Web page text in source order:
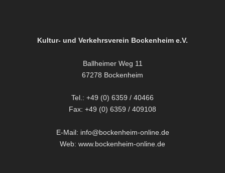
Kultur- und Verkehrsverein Bockenheim e.V.
Ballheimer Weg 11
67278 Bockenheim
Tel.: +49 (0) 6359 / 40466
Fax: +49 (0) 6359 / 409108
E-Mail: info@bockenheim-online.de
Web: www.bockenheim-online.de